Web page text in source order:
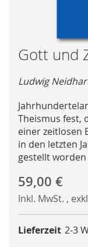
Skip
to
the
beginning
of
the
images
gallery
Gott und
Ludwig
Theismus fest,
einer zeitlosen
in den letzten
gestellt worden
59,00 €
Inkl. MwSt. ,
Lieferzeit 2-3